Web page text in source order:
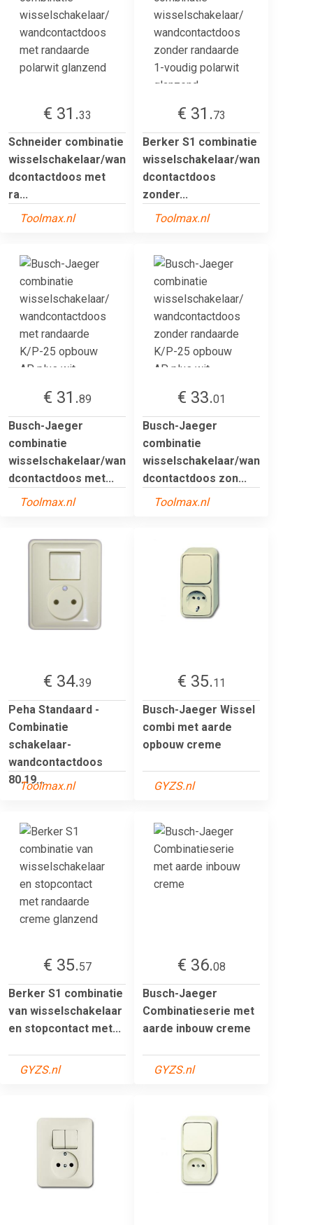
€ 31.33
Schneider combinatie
wisselschakelaar/wan
dcontactdoos met
ra...
Toolmax.nl
€ 31.73
Berker S1 combinatie
wisselschakelaar/wan
dcontactdoos
zonder...
Toolmax.nl
€ 31.89
Busch-Jaeger
combinatie
wisselschakelaar/wan
dcontactdoos met...
Toolmax.nl
€ 33.01
Busch-Jaeger
combinatie
wisselschakelaar/wan
dcontactdoos zon...
Toolmax.nl
€ 34.39
Peha Standaard -
Combinatie
schakelaar-
wandcontactdoos
80.19...
Toolmax.nl
€ 35.11
Busch-Jaeger Wissel
combi met aarde
opbouw creme
GYZS.nl
€ 35.57
Berker S1 combinatie
van wisselschakelaar
en stopcontact met...
GYZS.nl
€ 36.08
Busch-Jaeger
Combinatieserie met
aarde inbouw creme
GYZS.nl